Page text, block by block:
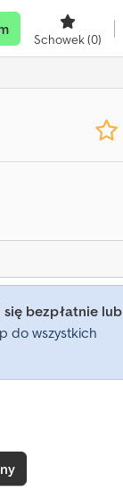
Schowek(0)
bezpłatnie lub
do wszystkich